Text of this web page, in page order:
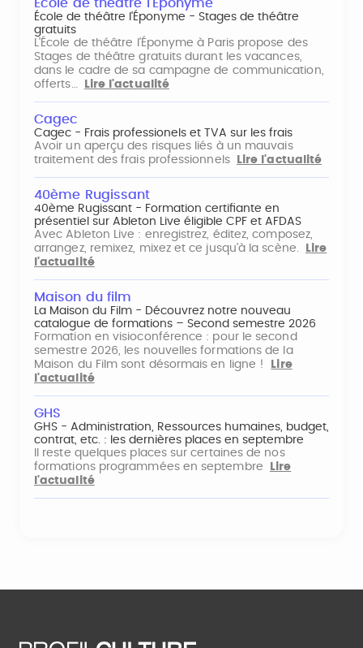
École de théâtre l'Éponyme
École de théâtre l'Éponyme - Stages de théâtre
gratuits
L'École de théâtre l'Éponyme à Paris propose des
Stages de théâtre gratuits durant les vacances,
dans le cadre de sa campagne de communication,
offerts…
Lire l'actualité
Cagec
Cagec - Frais professionels et TVA sur les frais
Avoir un aperçu des risques liés à un mauvais
traitement des frais professionnels
Lire l'actualité
40ème Rugissant
40ème Rugissant - Formation certifiante en
présentiel sur Ableton Live éligible CPF et AFDAS
Avec Ableton Live : enregistrez, éditez, composez,
arrangez, remixez, mixez et ce jusqu'à la scène.
Lire
l'actualité
Maison du film
La Maison du Film - Découvrez notre nouveau
catalogue de formations – Second semestre 2026
Formation en visioconférence : pour le second
semestre 2026, les nouvelles formations de la
Maison du Film sont désormais en ligne !
Lire
l'actualité
GHS
GHS - Administration, Ressources humaines, budget,
contrat, etc. : les dernières places en septembre
Il reste quelques places sur certaines de nos
formations programmées en septembre
Lire
l'actualité